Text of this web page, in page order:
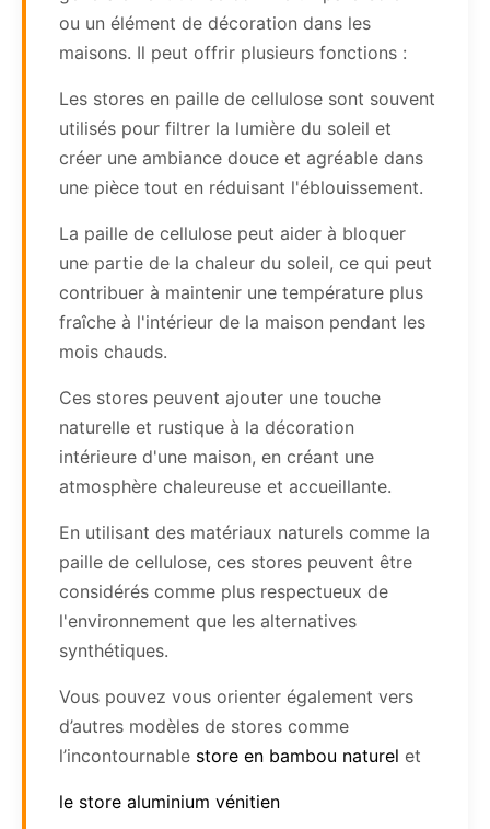
ou un élément de décoration dans les
maisons. Il peut offrir plusieurs fonctions :
Les stores en paille de cellulose sont souvent
utilisés pour filtrer la lumière du soleil et
créer une ambiance douce et agréable dans
une pièce tout en réduisant l'éblouissement.
La paille de cellulose peut aider à bloquer
une partie de la chaleur du soleil, ce qui peut
contribuer à maintenir une température plus
fraîche à l'intérieur de la maison pendant les
mois chauds.
Ces stores peuvent ajouter une touche
naturelle et rustique à la décoration
intérieure d'une maison, en créant une
atmosphère chaleureuse et accueillante.
En utilisant des matériaux naturels comme la
paille de cellulose, ces stores peuvent être
considérés comme plus respectueux de
l'environnement que les alternatives
synthétiques.
Vous pouvez vous orienter également vers
d’autres modèles de stores comme
l’incontournable store en bambou naturel et
le store aluminium vénitien